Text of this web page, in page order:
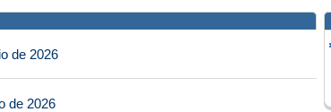
de 2026
de 2026